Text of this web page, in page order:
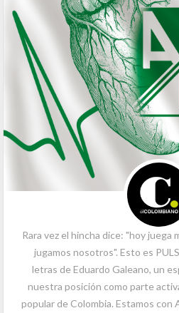
Rara vez el hincha dice: "hoy juega
jugamos nosotros". Esto es
letras de Eduardo Galeano, un
nuestra posición como parte
popular de Colombia. Estamos con